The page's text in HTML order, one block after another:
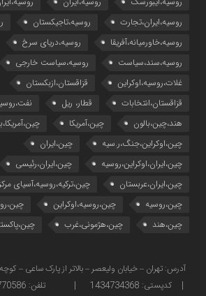
روسیه،ایران،تجارت
روسیه،تاجیکستان
روسیه،خاورمیانه،آفریقا
روسیه،دریای سرخ
روسیه،سند،سیاست
روسیه،سیاست خارجی
غلات،روسیه،اوکراین
قزاقستان،ازبکستان
قزاقستان،انتخابات
قطار، ریل
هند،چین،بالون
چین،آمریکا
چین،اوکراین،جنگ،ر.سیه
چین،ایران
چین،ایران،اوکراین،روسیه
چین،ایران،رئیسی
چین،ایران،عربستان
چین،ترکیه،روسیه،آسیای
چین،روسیه
چین،روسیه،اوکراین
چین،هند
چین،هژمونی،غرب